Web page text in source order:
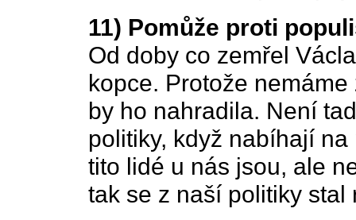
11) Pomůže proti
Od doby co zemřel
kopce. Protože
by ho nahradila. Není
politiky, když nabíhají
tito lidé u nás jsou, ale
tak se z naší politiky stal